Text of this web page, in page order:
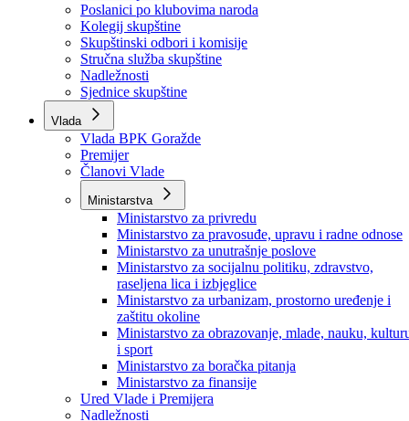
Skupština BPK Goražde
Rukovodstvo
Poslanici po strankama
Poslanici po klubovima naroda
Kolegij skupštine
Skupštinski odbori i komisije
Stručna služba skupštine
Nadležnosti
Sjednice skupštine
Vlada
Vlada BPK Goražde
Premijer
Članovi Vlade
Ministarstva
Ministarstvo za privredu
Ministarstvo za pravosuđe, upravu i radne odnose
Ministarstvo za unutrašnje poslove
Ministarstvo za socijalnu politiku, zdravstvo,
raseljena lica i izbjeglice
Ministarstvo za urbanizam, prostorno uređenje i
zaštitu okoline
Ministarstvo za obrazovanje, mlade, nauku,
i sport
Ministarstvo za boračka pitanja